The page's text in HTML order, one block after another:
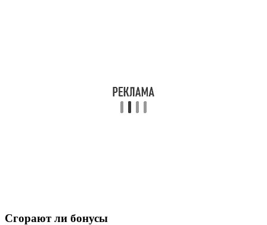
Сгорают ли бонусы